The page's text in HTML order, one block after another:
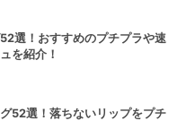
選！おすすめのプチプラや速
を紹介！
52選！落ちないリップをプチ